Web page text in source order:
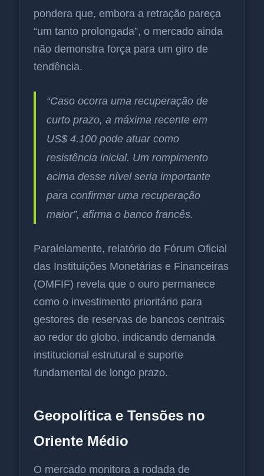
pondera que, embora a retração pareça
“um tanto prolongada”, o mercado ainda
não demonstra força para um giro de
tendência.
“Caso ocorra uma recuperação de
curto prazo, a máxima recente em
US$ 4.100 pode atuar como
resistência inicial. Um rompimento
acima desse nível seria importante
para confirmar uma recuperação
maior”, afirma o banco francês.
Paralelamente, relatório do Fórum Oficial
das Instituições Monetárias e Financeiras
(OMFIF) revela que o ouro permanece
como o investimento prioritário para
gestores de reservas de bancos centrais
ao redor do globo, indicando demanda
institucional estrutural e suporte
fundamental de longo prazo.
Geopolítica e Tensões no
Oriente Médio
O mercado monitora a rodada de